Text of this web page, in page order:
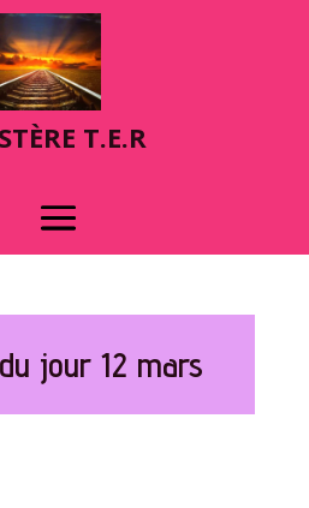
ÈRE T.E.R
jour 12 mars